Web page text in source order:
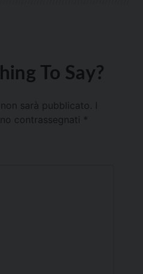
To Say?
sarà pubblicato.
contrassegnati *